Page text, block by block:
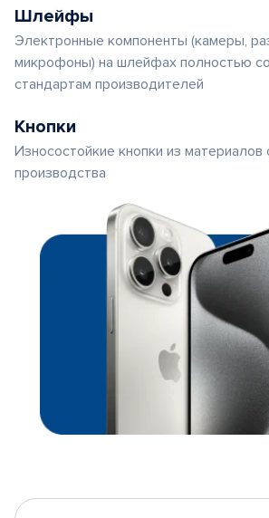
Шлейфы
Электронные компоненты (камеры,
микрофоны) на шлейфах полностью
стандартам производителей
Кнопки
Износостойкие кнопки из материалов
производства